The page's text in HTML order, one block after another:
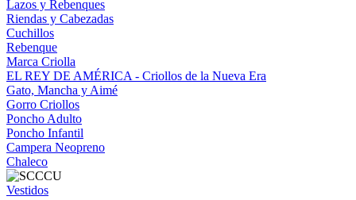
Lazos y Rebenques
Riendas y Cabezadas
Cuchillos
Rebenque
Marca Criolla
EL REY DE AMÉRICA - Criollos de la Nueva Era
Gato, Mancha y Aimé
Gorro Criollos
Poncho Adulto
Poncho Infantil
Campera Neopreno
Chaleco
Vestidos